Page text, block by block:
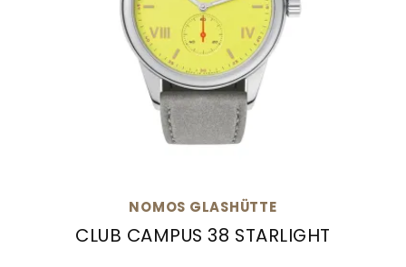
NOMOS GLASHÜTTE
CLUB CAMPUS 38 STARLIGHT